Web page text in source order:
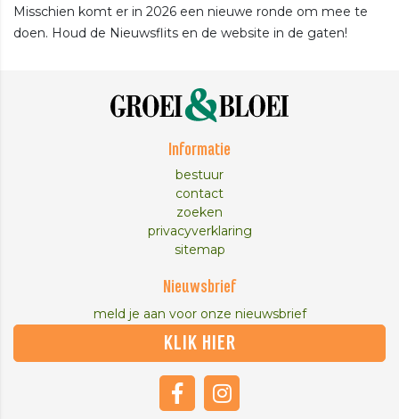
Misschien komt er in 2026 een nieuwe ronde om mee te
doen. Houd de Nieuwsflits en de website in de gaten!
Informatie
bestuur
contact
zoeken
privacyverklaring
sitemap
Nieuwsbrief
meld je aan voor onze nieuwsbrief
KLIK HIER